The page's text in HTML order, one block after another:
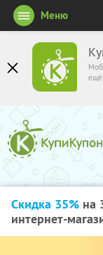
ещё
Меню
Скидка 35% на
интернет-